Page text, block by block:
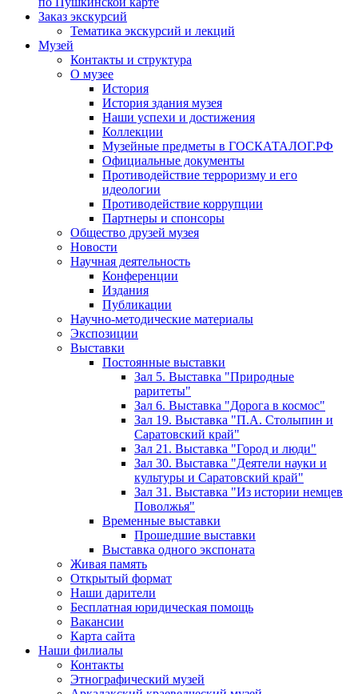
Заказ экскурсий
Тематика экскурсий и лекций
Музей
Контакты и структура
О музее
История
История здания музея
Наши успехи и достижения
Коллекции
Музейные предметы в ГОСКАТАЛОГ.РФ
Официальные документы
Противодействие терроризму и его
идеологии
Противодействие коррупции
Партнеры и спонсоры
Общество друзей музея
Новости
Научная деятельность
Конференции
Издания
Публикации
Научно-методические материалы
Экспозиции
Выставки
Постоянные выставки
Зал 5. Выставка "Природные
раритеты"
Зал 6. Выставка "Дорога в космос"
Зал 19. Выставка "П.А. Столыпин и
Саратовский край"
Зал 21. Выставка "Город и люди"
Зал 30. Выставка "Деятели науки и
культуры и Саратовский край"
Зал 31. Выставка "Из истории немцев
Поволжья"
Временные выставки
Прошедшие выставки
Выставка одного экспоната
Живая память
Открытый формат
Наши дарители
Бесплатная юридическая помощь
Вакансии
Карта сайта
Наши филиалы
Контакты
Этнографический музей